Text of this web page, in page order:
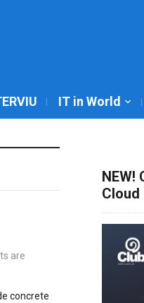
IT in World
are
concrete
NEW!
Cloud